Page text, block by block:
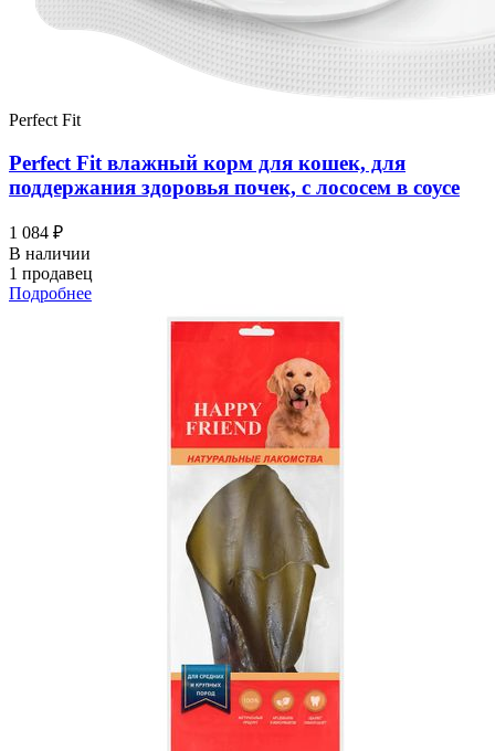
Perfect Fit
Perfect Fit влажный корм для кошек, для
поддержания здоровья почек, с лососем в соусе
1 084 ₽
В наличии
1 продавец
Подробнее